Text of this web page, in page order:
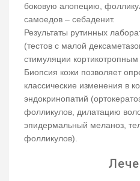
боковую алопецию,
самоедов – себаденит.
Результаты рутинных
(тестов с малой
стимуляции
Биопсия кожи позволяет
классические изменения в
эндокринопатий
фолликулов, дилатацию
эпидермальный меланоз,
фолликулов).